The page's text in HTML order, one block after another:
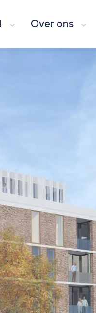
Over ons